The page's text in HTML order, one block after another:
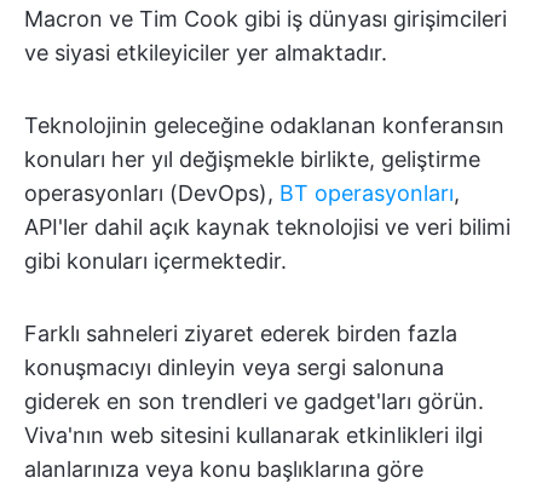
Macron ve Tim Cook gibi iş dünyası girişimcileri
ve siyasi etkileyiciler yer almaktadır.
Teknolojinin geleceğine odaklanan konferansın
konuları her yıl değişmekle birlikte, geliştirme
operasyonları (DevOps), BT operasyonları,
API'ler dahil açık kaynak teknolojisi ve veri bilimi
gibi konuları içermektedir.
Farklı sahneleri ziyaret ederek birden fazla
konuşmacıyı dinleyin veya sergi salonuna
giderek en son trendleri ve gadget'ları görün.
Viva'nın web sitesini kullanarak etkinlikleri ilgi
alanlarınıza veya konu başlıklarına göre